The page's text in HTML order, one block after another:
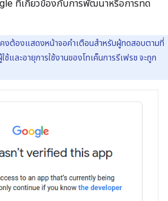
ที่เกี่ยวข้องกับการพัฒนาหรือการทด
ต้องแสดงหน้าจอคำเตือนสำหรับผู้ทดสอบตามที่
และอายุการใช้งานของโทเค็นการรีเฟรช จะถูก